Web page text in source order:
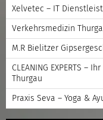
Xelvetec – IT
Verkehrsmedizin
M.R Bielitzer
CLEANING EXPERTS –
Thurgau
Praxis Seva – Yoga &